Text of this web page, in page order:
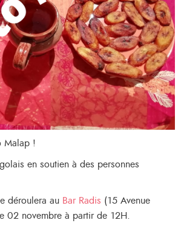
Malap !
en soutien à des personnes
déroulera au Bar Radis (15 Avenue
02 novembre à partir de 12H.